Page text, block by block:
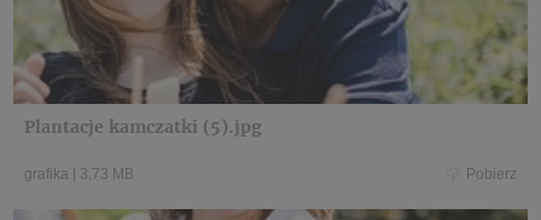
Plantacje kamczatki (5).jpg
grafika | 3,73 MB Pobierz